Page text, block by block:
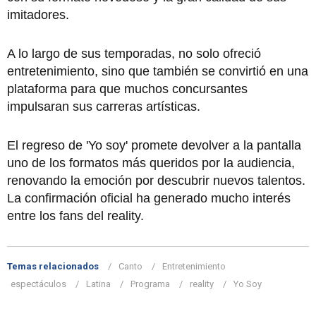
imitadores.
A lo largo de sus temporadas, no solo ofreció
entretenimiento, sino que también se convirtió en una
plataforma para que muchos concursantes
impulsaran sus carreras artísticas.
El regreso de 'Yo soy' promete devolver a la pantalla
uno de los formatos más queridos por la audiencia,
renovando la emoción por descubrir nuevos talentos.
La confirmación oficial ha generado mucho interés
entre los fans del reality.
Temas relacionados Canto
Entretenimiento
espectáculos
Latina Programa reality Yo Soy